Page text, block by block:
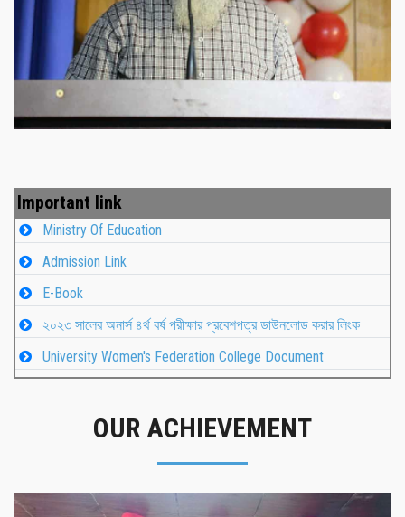
Important link
Ministry Of Education
Admission Link
E-Book
২০২৩ সালের অনার্স ৪র্থ বর্ষ পরীক্ষার প্রবেশপত্র ডাউনলোড করার লিংক
University Women's Federation College Document
OUR ACHIEVEMENT